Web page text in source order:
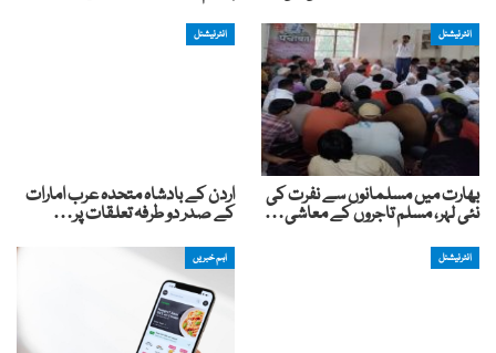
انٹرنیشنل
بھارت میں مسلمانوں سے نفرت کی
نئی لہر، مسلم تاجروں کے معاشی…
انٹرنیشنل
اردن کے بادشاہ متحدہ عرب امارات
کے صدر دو طرفہ تعلقات پر…
انٹرنیشنل اہم خبریں